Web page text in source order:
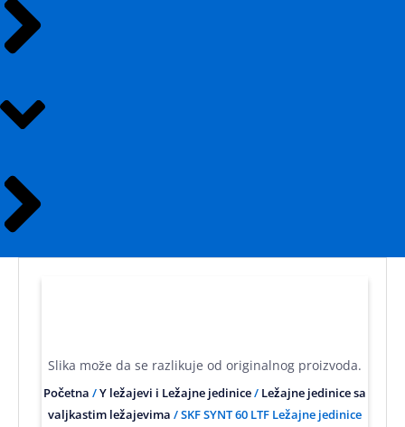
Slika može da se razlikuje od originalnog proizvoda.
Početna /Y ležajevi i Ležajne jedinice/ Ležajne jedinice sa
valjkastim ležajevima / SKF SYNT 60 LTF Ležajne jedinice